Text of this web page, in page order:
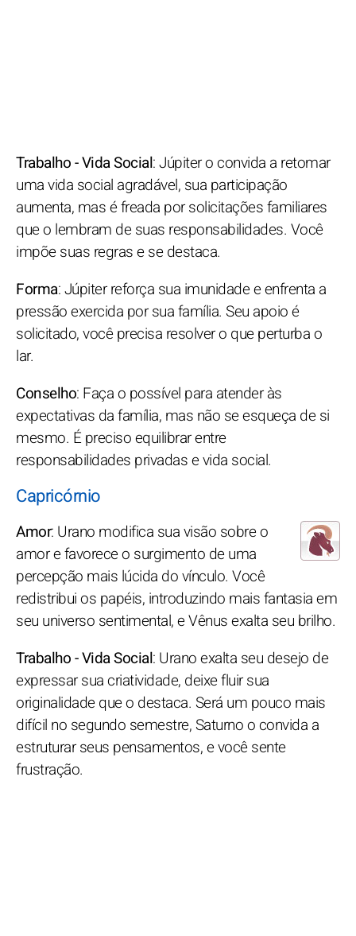
Trabalho - Vida Social: Júpiter o convida a retomar
uma vida social agradável, sua participação
aumenta, mas é freada por solicitações familiares
que o lembram de suas responsabilidades. Você
impõe suas regras e se destaca.
Forma: Júpiter reforça sua imunidade e enfrenta a
pressão exercida por sua família. Seu apoio é
solicitado, você precisa resolver o que perturba o
lar.
Conselho: Faça o possível para atender às
expectativas da família, mas não se esqueça de si
mesmo. É preciso equilibrar entre
responsabilidades privadas e vida social.
Capricórnio
Amor: Urano modifica sua visão sobre o
amor e favorece o surgimento de uma
percepção mais lúcida do vínculo. Você
redistribui os papéis, introduzindo mais fantasia em
seu universo sentimental, e Vênus exalta seu brilho.
Trabalho - Vida Social: Urano exalta seu desejo de
expressar sua criatividade, deixe fluir sua
originalidade que o destaca. Será um pouco mais
difícil no segundo semestre, Saturno o convida a
estruturar seus pensamentos, e você sente
frustração.